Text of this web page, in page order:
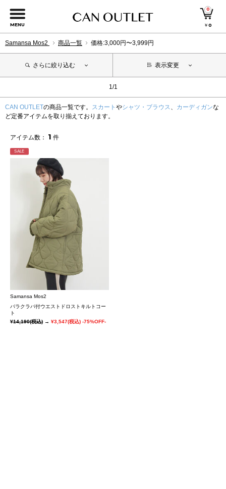
MENU
0
￥0
Samansa Mos2 商品一覧 価格:3,000円〜3,999円
さらに絞り込む 表示変更
1/1
CAN OUTLETの商品一覧です。 スカート やシャツ・ブラウス、 カーディガンな
ど定番アイテムを取り揃えております。
アイテム数： 1 件
SALE
Samansa Mos2
バラクラバ付ウエストドロストキルトコー
ト
¥14,190(税込) → ¥3,547(税込) -75%OFF-